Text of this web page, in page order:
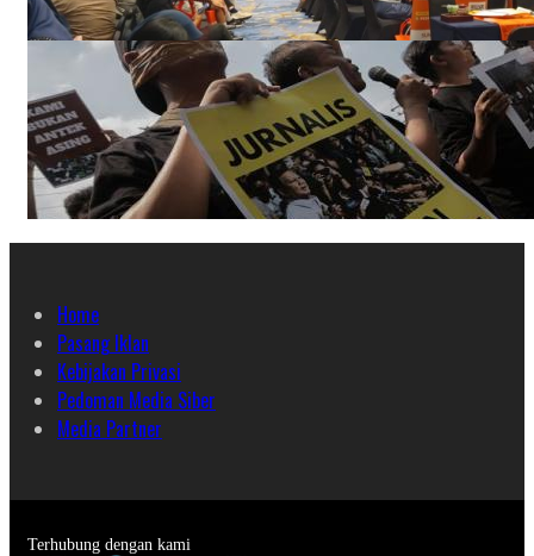
Home
Pasang Iklan
Kebijakan Privasi
Pedoman Media Siber
Media Partner
Terhubung dengan kami